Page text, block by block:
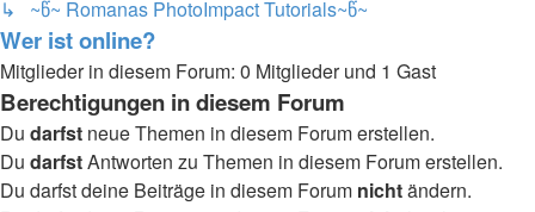
↳ ~წ~ Romanas PhotoImpact Tutorials~წ~
Wer ist online?
Mitglieder in diesem Forum: 0 Mitglieder und 1 Gast
Berechtigungen in diesem Forum
Du darfst neue Themen in diesem Forum erstellen.
Du darfstAntworten zu Themen in diesem Forum erstellen.
Du darfst deine Beiträge in diesem Forum nichtändern.